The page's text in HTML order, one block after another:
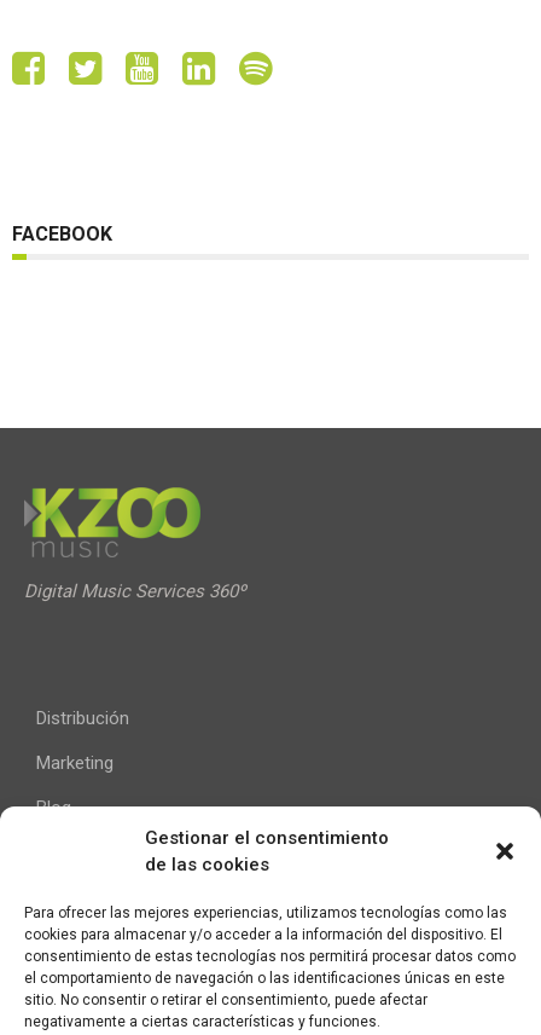
Gestionar el consentimiento
de las cookies
Para ofrecer las mejores experiencias, utilizamos tecnologías como las
cookies para almacenar y/o acceder a la información del dispositivo. El
consentimiento de estas tecnologías nos permitirá procesar datos como
el comportamiento de navegación o las identificaciones únicas en este
sitio. No consentir o retirar el consentimiento, puede afectar
negativamente a ciertas características y funciones.
FACEBOOK
Digital Music Services 360º
Distribución
Marketing
Blog
Ayuda
Contacto
Aviso Legal